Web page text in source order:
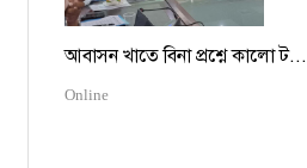
আবাসন খাতে বিনা প্রশ্নে কালো ট...
Online